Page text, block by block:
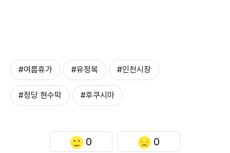
#여름휴가 #유정복 #인천시장
#정당 현수막 #후쿠시마
0 0